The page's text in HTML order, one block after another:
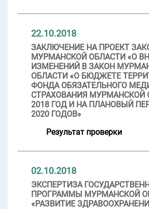
22.10.2018
ЗАКЛЮЧЕНИЕ НА ПРОЕКТ
МУРМАНСКОЙ ОБЛАСТИ «О
ИЗМЕНЕНИЙ В ЗАКОН
ОБЛАСТИ «О БЮДЖЕТЕ
ФОНДА ОБЯЗАТЕЛЬНОГО
СТРАХОВАНИЯ МУРМАНСКОЙ
2018 ГОД И НА ПЛАНОВЫЙ
2020 ГОДОВ»
Результат проверки
02.10.2018
ЭКСПЕРТИЗА
ПРОГРАММЫ МУРМАНСКОЙ
«РАЗВИТИЕ